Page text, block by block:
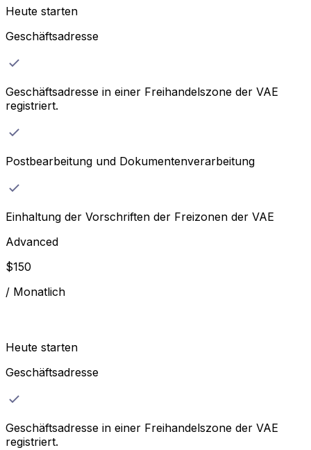
Heute starten
Geschäftsadresse
Geschäftsadresse in einer Freihandelszone der VAE
registriert.
Postbearbeitung und Dokumentenverarbeitung
Einhaltung der Vorschriften der Freizonen der VAE
Advanced
$150
/ Monatlich
Heute starten
Geschäftsadresse
Geschäftsadresse in einer Freihandelszone der VAE
registriert.